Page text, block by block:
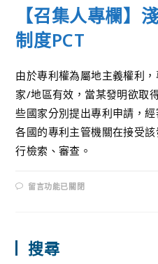
【召集人專欄】
制度PCT
由於專利權為屬地主義權利
家/地區有效，當某發明欲取
些國家分別提出專利申請，
各國的專利主管機關在接受
行檢索、審查。
留言功能已關閉
搜尋